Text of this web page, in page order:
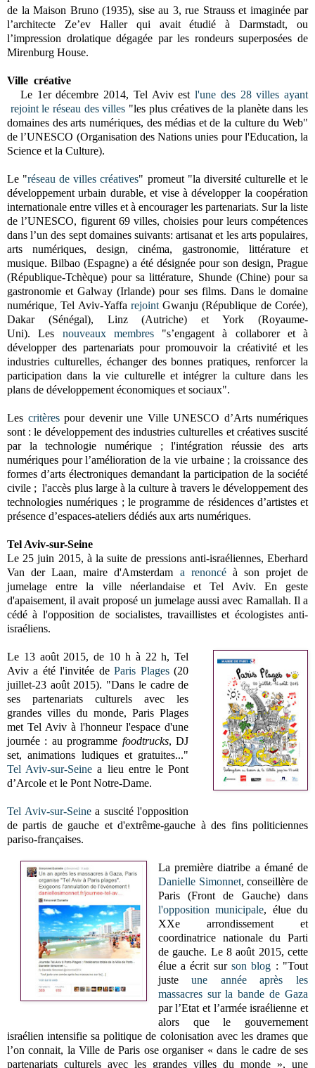
de la Maison Bruno (1935), sise au 3, rue Strauss et imaginée par
l’architecte Ze’ev Haller qui avait étudié à Darmstadt, ou
l’impression drolatique dégagée par les rondeurs superposées de
Mirenburg House.
Ville créative
Le 1er décembre 2014, Tel Aviv estl'une des 28 villes ayant
rejoint le réseau des villes "les plus créatives de la planète dans les
domaines des arts numériques, des médias et de la culture du Web"
de l’UNESCO (Organisation des Nations unies pour l'Education, la
Science et la Culture).
Le "réseau de villes créatives" promeut "la diversité culturelle et le
développement urbain durable, et vise à développer la coopération
internationale entre villes et à encourager les partenariats. Sur la liste
de l’UNESCO, figurent 69 villes, choisies pour leurs compétences
dans l’un des sept domaines suivants: artisanat et les arts populaires,
arts numériques, design, cinéma, gastronomie, littérature et
musique. Bilbao (Espagne) a été désignée pour son design, Prague
(République-Tchèque) pour sa littérature, Shunde (Chine) pour sa
gastronomie et Galway (Irlande) pour ses films. Dans le domaine
numérique, Tel Aviv-Yaffa rejointGwanju (République de Corée),
Dakar (Sénégal), Linz (Autriche) et York (Royaume-
Uni). Les nouveaux membres"s’engagent à collaborer et à
développer des partenariats pour promouvoir la créativité et les
industries culturelles, échanger des bonnes pratiques, renforcer la
participation dans la vie culturelle et intégrer la culture dans les
plans de développement économiques et sociaux".
Les critèrespour devenir une Ville UNESCO d’Arts numériques
sont : le développement des industries culturelles et créatives suscité
par la technologie numérique ; l'intégration réussie des arts
numériques pour l’amélioration de la vie urbaine ; la croissance des
formes d’arts électroniques demandant la participation de la société
civile ; l'accès plus large à la culture à travers le développement des
technologies numériques ; le programme de résidences d’artistes et
présence d’espaces-ateliers dédiés aux arts numériques.
Tel Aviv-sur-Seine
Le 25 juin 2015, à la suite de pressions anti-israéliennes, Eberhard
Van der Laan, maire d'Amsterdam a renoncéà son projet de
jumelage entre la ville néerlandaise et Tel Aviv. En geste
d'apaisement, il avait proposé un jumelage aussi avec Ramallah. Il a
cédé à l'opposition de socialistes, travaillistes et écologistes anti-
israéliens.
Le 13 août 2015,de 10 h à 22 h,Tel
Aviv a été l'invitée deParis Plages(20
juillet-23 août 2015). "Dans le cadre de
ses partenariats culturels avec les
grandes villes du monde, Paris Plages
met Tel Aviv à l'honneur l'espace d'une
journée : au programme foodtrucks, DJ
set, animations ludiques et gratuites..."
Tel Aviv-sur-Seine a lieu entre le Pont
d’Arcole et le Pont Notre-Dame.
Tel Aviv-sur-Seinea suscité l'opposition
de partis de gauche et d'extrême-gauche à des fins politiciennes
pariso-françaises.
La première diatribe a émané de
Danielle Simonnet, conseillère de
Paris (Front de Gauche) dans
l'opposition municipale, élue du
XXe arrondissement et
coordinatrice nationale du Parti
de gauche. Le 8 août 2015, cette
élue a écrit surson blog : "Tout
justeune année après les
massacres sur la bande de Gaza
par l’Etat et l’armée israélienne et
alors que le gouvernement
israélien intensifie sa politique de colonisation avec les drames que
l’on connait, la Ville de Paris ose organiser « dans le cadre de ses
partenariats culturels avec les grandes villes du monde », une